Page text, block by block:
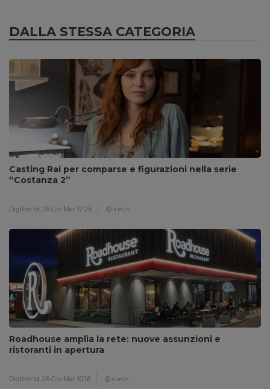
DALLA STESSA CATEGORIA
Casting Rai per comparse e figurazioni nella serie
“Costanza 2”
Digitrend, 26 Gio Mar 12:25 4 min
Roadhouse amplia la rete: nuove assunzioni e
ristoranti in apertura
Digitrend, 26 Gio Mar 10:16 4 min